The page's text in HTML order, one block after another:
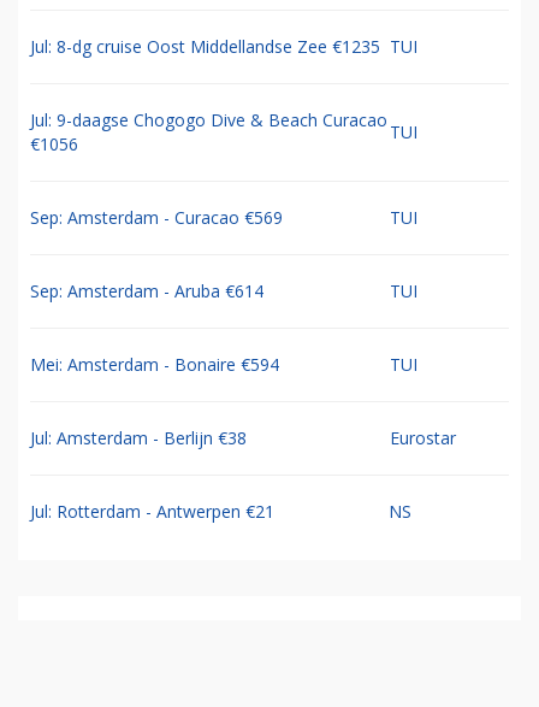
Jul: 8-dg cruise Oost Middellandse Zee €1235 TUI
Jul: 9-daagse Chogogo Dive & Beach Curacao
€1056
TUI
Sep: Amsterdam - Curacao €569 TUI
Sep: Amsterdam - Aruba €614 TUI
Mei: Amsterdam - Bonaire €594 TUI
Jul: Amsterdam - Berlijn €38 Eurostar
Jul: Rotterdam - Antwerpen €21 NS